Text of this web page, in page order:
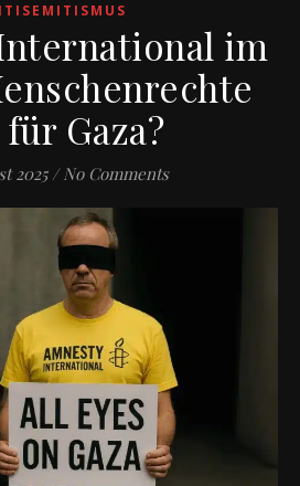
im
Gaza?
2025 / No Comments